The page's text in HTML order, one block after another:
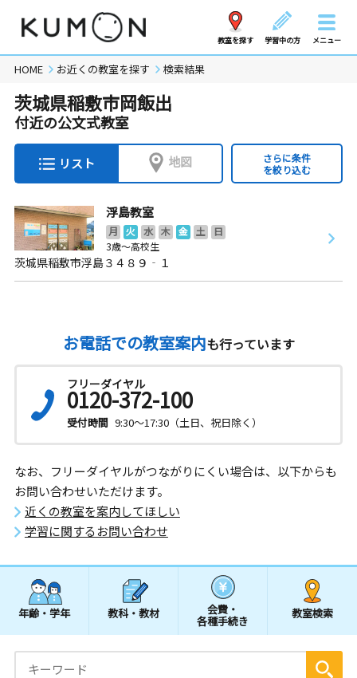
教室を探す 学習中の方 メニュー
HOME お近くの教室を探す 検索結果
茨城県稲敷市岡飯出
付近の公文式教室
リスト 地図
さらに条件
を絞り込む
浮島教室
月 火 水 木 金 土
日
3歳～高校生
茨城県稲敷市浮島３４８９‐１
お電話での教室案内も行っています
フリーダイヤル
0120-372-100
受付時間 9:30～17:30（土日、祝日除く）
なお、フリーダイヤルがつながりにくい場合は、以下からも
お問い合わせいただけます。
近くの教室を案内してほしい
学習に関するお問い合わせ
年齢・学年 教科・教材 会費・
各種手続き
教室検索